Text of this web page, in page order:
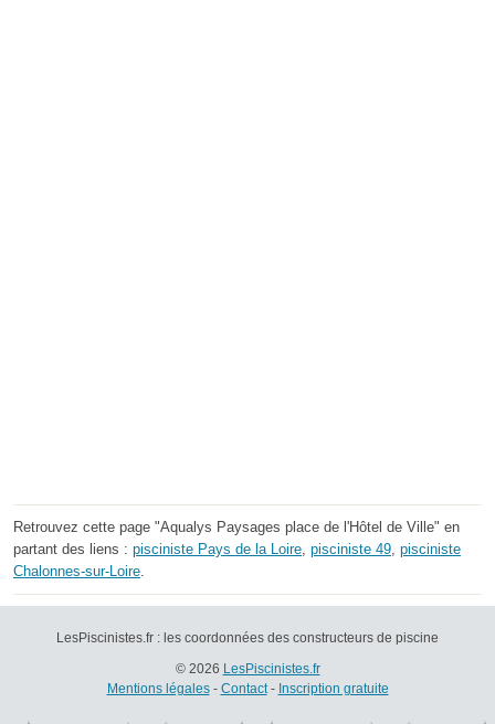
Retrouvez cette page "Aqualys Paysages place de l'Hôtel de Ville" en
partant des liens : pisciniste Pays de la Loire pisciniste 49 pisciniste
Chalonnes-sur-Loire
LesPiscinistes.fr : les coordonnées des constructeurs de piscine
© 2026 LesPiscinistes.fr
Mentions légales- Contact- Inscription gratuite